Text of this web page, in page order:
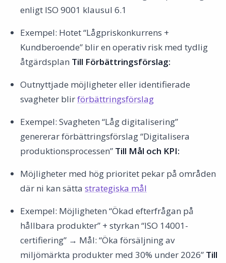
enligt ISO 9001 klausul 6.1
Exempel: Hotet “Lågpriskonkurrens +
Kundberoende” blir en operativ risk med tydlig
åtgärdsplan Till Förbättringsförslag:
Outnyttjade möjligheter eller identifierade
svagheter blirförbättringsförslag
Exempel: Svagheten “Låg digitalisering”
genererar förbättringsförslag “Digitalisera
produktionsprocessen” Till Mål och KPI:
Möjligheter med hög prioritet pekar på områden
där ni kan sätta strategiska mål
Exempel: Möjligheten “Ökad efterfrågan på
hållbara produkter” + styrkan “ISO 14001-
certifiering” → Mål: “Öka försäljning av
miljömärkta produkter med 30% under 2026” Till